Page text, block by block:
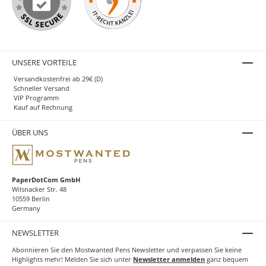
UNSERE VORTEILE
Versandkostenfrei ab 29€ (D)
Schneller Versand
VIP Programm
Kauf auf Rechnung
ÜBER UNS
PaperDotCom GmbH
Wilsnacker Str. 48
10559 Berlin
Germany
NEWSLETTER
Abonnieren Sie den Mostwanted Pens Newsletter und verpassen Sie keine
Highlights mehr! Melden Sie sich unter Newsletter anmelden ganz bequem